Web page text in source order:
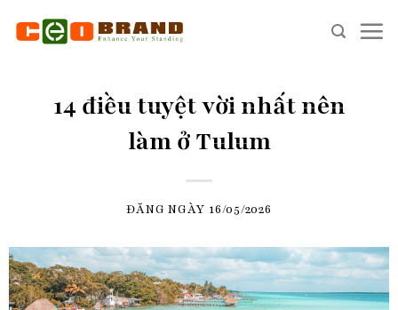
14 điều tuyệt vời nhất nên
làm ở Tulum
ĐĂNG NGÀY 16/05/2026